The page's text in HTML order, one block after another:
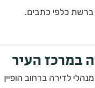
ברשת כלפי כתבים.
במרכז העיר
לדירה ברחוב הופיין